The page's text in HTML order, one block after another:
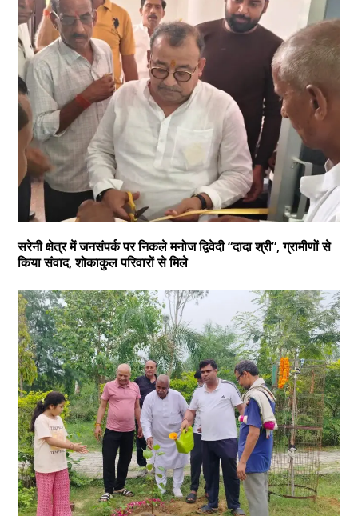
सरेनी क्षेत्र में जनसंपर्क पर निकले मनोज द्विवेदी “दादा श्री”, ग्रामीणों से
किया संवाद, शोकाकुल परिवारों से मिले